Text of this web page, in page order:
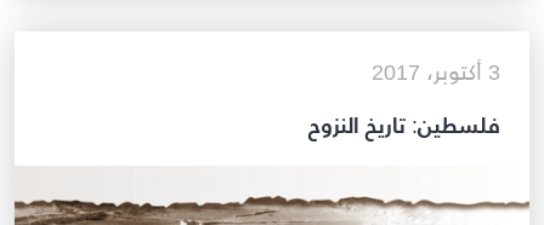
3 أكتوبر، 2017
فلسطين: تاريخ النزوح